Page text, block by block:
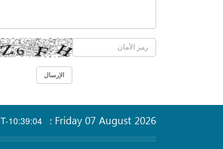
10:39:04 Friday 07 August 2026 ؛